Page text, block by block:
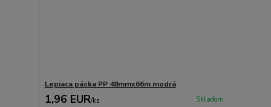
Lepiaca páska PP 48mmx66m modrá
1,96 EUR/ks Skladom